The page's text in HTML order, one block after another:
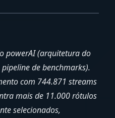
powerAI (arquitetura do
de benchmarks).
com 744.871 streams
mais de 11.000 rótulos
selecionados,